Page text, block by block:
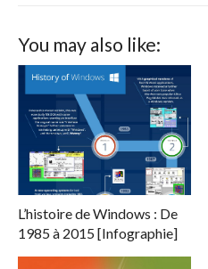
You may also like:
L’histoire de Windows : De
1985 à 2015 [Infographie]